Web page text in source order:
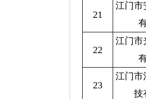
21
江门市
22
江门市
23
江门市
技